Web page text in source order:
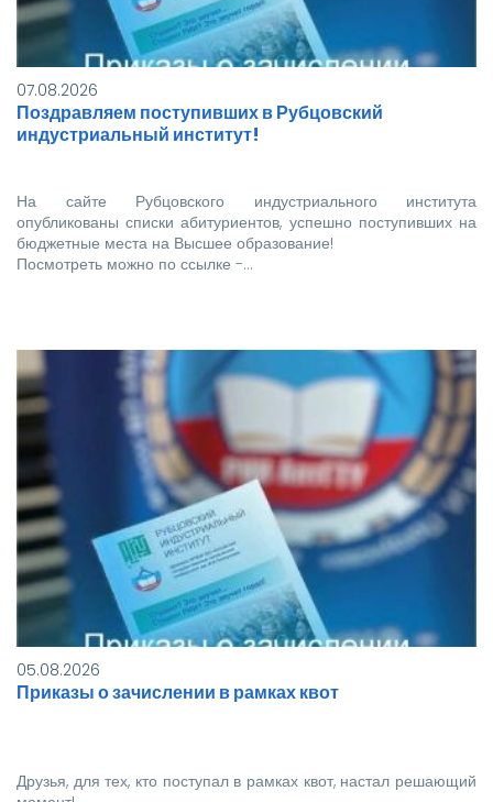
07.08.2026
Поздравляем поступивших в Рубцовский
индустриальный институт!
На сайте Рубцовского индустриального института
опубликованы списки абитуриентов, успешно поступивших на
бюджетные места на Высшее образование!
Посмотреть можно по ссылке -…
05.08.2026
Приказы о зачислении в рамках квот
Друзья, для тех, кто поступал в рамках квот, настал решающий